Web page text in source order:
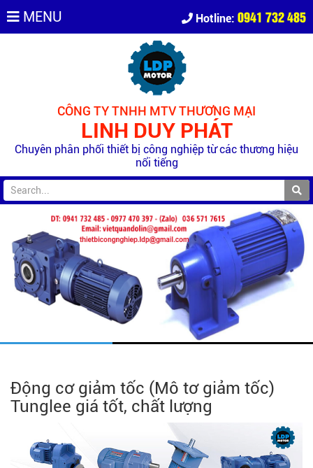
MENU Hotline: 0941 732 485
CÔNG TY TNHH MTV THƯƠNG MẠI
LINH DUY PHÁT
Chuyên phân phối thiết bị công nghiệp từ các thương hiệu
nổi tiếng
Động cơ giảm tốc (Mô tơ giảm tốc)
Tunglee giá tốt, chất lượng